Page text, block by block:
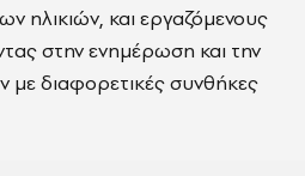
ηλικιών, και εργαζόμενους
στην ενημέρωση και την
διαφορετικές συνθήκες